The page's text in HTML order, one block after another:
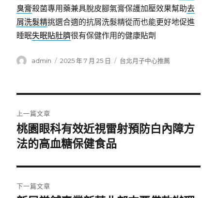
臭膏殺菌專用藥兼具脫皮腳氣膏保護加壓效果幫助去
屑洗髮精挑選合適的抗屑洗髮精從而也能更好地促進
睡眠失眠貼肚臍很有保健作用的健康貼劑
作
admin
發
2025 年 7 月 25 日
分
台北月子中心推薦
章
導
覽
上一篇文章
上
一
文
章:
桃園眼科有效近視雷射預防白內障方
法的高血糖保健食品
下一篇文章